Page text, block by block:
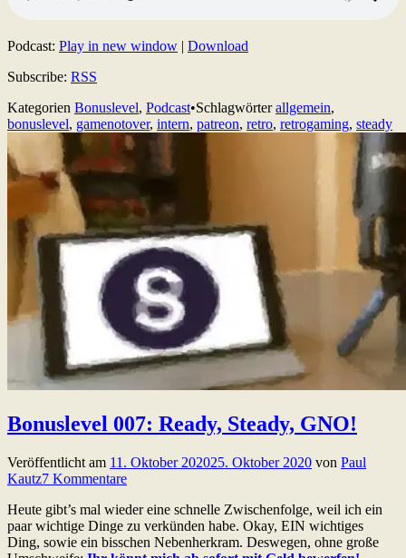
Podcast: Play in new window | Download
Subscribe: RSS
Kategorien Bonuslevel, Podcast•Schlagwörterallgemein,
bonuslevel, gamenotover, intern, patreon, retro, retrogaming, steady
Bonuslevel 007: Ready, Steady, GNO!
Veröffentlicht am 11. Oktober 202025. Oktober 2020 von Paul
Kautz7 Kommentare
Heute gibt’s mal wieder eine schnelle Zwischenfolge, weil ich ein
paar wichtige Dinge zu verkünden habe. Okay, EIN wichtiges
Ding, sowie ein bisschen Nebenherkram. Deswegen, ohne große